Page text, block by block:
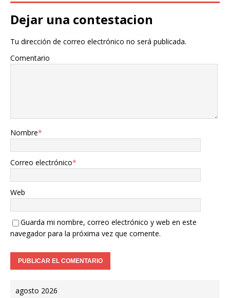
Dejar una contestacion
Tu dirección de correo electrónico no será publicada.
Comentario
Nombre*
Correo electrónico*
Web
Guarda mi nombre, correo electrónico y web en este
navegador para la próxima vez que comente.
agosto 2026